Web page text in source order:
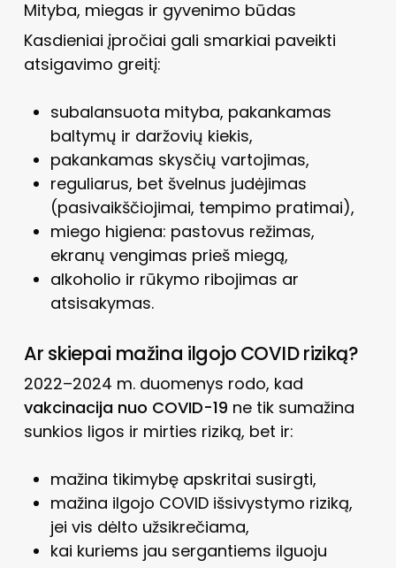
Mityba, miegas ir gyvenimo būdas
Kasdieniai įpročiai gali smarkiai paveikti
atsigavimo greitį:
subalansuota mityba, pakankamas
baltymų ir daržovių kiekis,
pakankamas skysčių vartojimas,
reguliarus, bet švelnus judėjimas
(pasivaikščiojimai, tempimo pratimai),
miego higiena: pastovus režimas,
ekranų vengimas prieš miegą,
alkoholio ir rūkymo ribojimas ar
atsisakymas.
Ar skiepai mažina ilgojo COVID riziką?
2022–2024 m. duomenys rodo, kad
vakcinacija nuo COVID-19 ne tik sumažina
sunkios ligos ir mirties riziką, bet ir:
mažina tikimybę apskritai susirgti,
mažina ilgojo COVID išsivystymo riziką,
jei vis dėlto užsikrečiama,
kai kuriems jau sergantiems ilguoju